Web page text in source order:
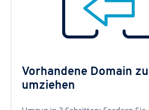
Vorhandene Domain
umziehen